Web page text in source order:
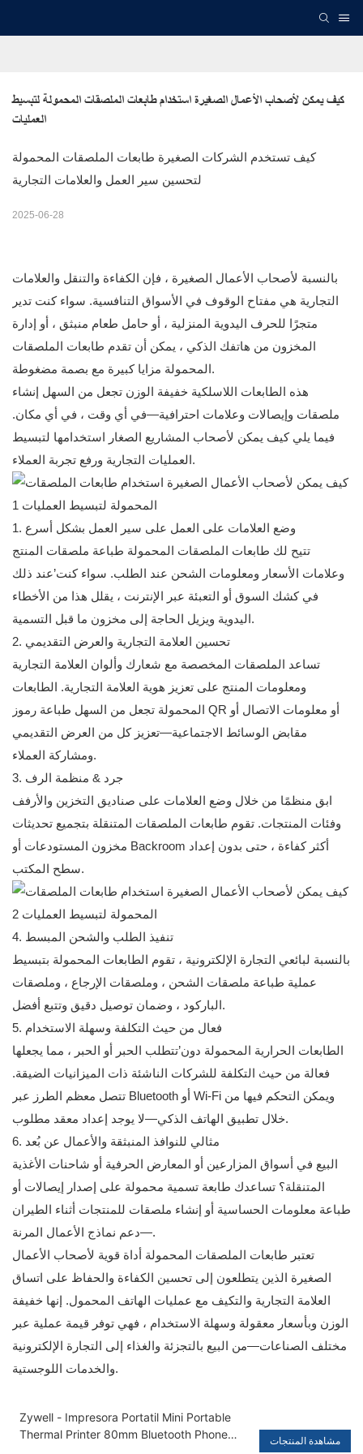
كيف يمكن لأصحاب الأعمال الصغيرة استخدام طابعات الملصقات المحمولة لتبسيط
العمليات
كيف تستخدم الشركات الصغيرة طابعات الملصقات المحمولة
لتحسين سير العمل والعلامات التجارية
2025-06-28
بالنسبة لأصحاب الأعمال الصغيرة ، فإن الكفاءة والتنقل والعلامات
التجارية هي مفتاح الوقوف في الأسواق التنافسية. سواء كنت تدير
متجرًا للحرف اليدوية المنزلية ، أو حامل طعام منبثق ، أو إدارة
المخزون من هاتفك الذكي ، يمكن أن تقدم طابعات الملصقات
المحمولة مزايا كبيرة مع بصمة مضغوطة.
هذه الطابعات اللاسلكية خفيفة الوزن تجعل من السهل إنشاء
ملصقات وإيصالات وعلامات احترافية—في أي وقت ، في أي مكان.
فيما يلي كيف يمكن لأصحاب المشاريع الصغار استخدامها لتبسيط
العمليات التجارية ورفع تجربة العملاء.
1. وضع العلامات على العمل على سير العمل بشكل أسرع
تتيح لك طابعات الملصقات المحمولة طباعة ملصقات المنتج
وعلامات الأسعار ومعلومات الشحن عند الطلب. سواء كنت’عند ذلك
في كشك السوق أو التعبئة عبر الإنترنت ، يقلل هذا من الأخطاء
اليدوية ويزيل الحاجة إلى مخزون ما قبل التسمية.
2. تحسين العلامة التجارية والعرض التقديمي
تساعد الملصقات المخصصة مع شعارك وألوان العلامة التجارية
ومعلومات المنتج على تعزيز هوية العلامة التجارية. الطابعات
المحمولة تجعل من السهل طباعة رموز QR أو معلومات الاتصال أو
مقابض الوسائط الاجتماعية—تعزيز كل من العرض التقديمي
ومشاركة العملاء.
3. جرد & منظمة الرف
ابق منظمًا من خلال وضع العلامات على صناديق التخزين والأرفف
وفئات المنتجات. تقوم طابعات الملصقات المتنقلة بتجميع تحديثات
مخزون المستودعات أو Backroom أكثر كفاءة ، حتى بدون إعداد
سطح المكتب.
4. تنفيذ الطلب والشحن المبسط
بالنسبة لبائعي التجارة الإلكترونية ، تقوم الطابعات المحمولة بتبسيط
عملية طباعة ملصقات الشحن ، وملصقات الإرجاع ، وملصقات
الباركود ، وضمان توصيل دقيق وتتبع أفضل.
5. فعال من حيث التكلفة وسهلة الاستخدام
الطابعات الحرارية المحمولة دون’تتطلب الحبر أو الحبر ، مما يجعلها
فعالة من حيث التكلفة للشركات الناشئة ذات الميزانيات الضيقة.
تتصل معظم الطرز عبر Bluetooth أو Wi-Fi ويمكن التحكم فيها من
خلال تطبيق الهاتف الذكي—لا يوجد إعداد معقد مطلوب.
6. مثالي للنوافذ المنبثقة والأعمال عن بُعد
البيع في أسواق المزارعين أو المعارض الحرفية أو شاحنات الأغذية
المتنقلة؟ تساعدك طابعة تسمية محمولة على إصدار إيصالات أو
طباعة معلومات الحساسية أو إنشاء ملصقات للمنتجات أثناء الطيران
—دعم نماذج الأعمال المرنة.
تعتبر طابعات الملصقات المحمولة أداة قوية لأصحاب الأعمال
الصغيرة الذين يتطلعون إلى تحسين الكفاءة والحفاظ على اتساق
العلامة التجارية والتكيف مع عمليات الهاتف المحمول. إنها خفيفة
الوزن وبأسعار معقولة وسهلة الاستخدام ، فهي توفر قيمة عملية عبر
مختلف الصناعات—من البيع بالتجزئة والغذاء إلى التجارة الإلكترونية
والخدمات اللوجستية.
Zywell - Impresora Portatil Mini Portable
Thermal Printer 80mm Bluetooth Phone
مشاهدة المنتجات